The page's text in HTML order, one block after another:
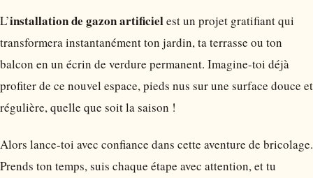
L’installation de gazon artificielest un projet gratifiant qui
transformera instantanément ton jardin, ta terrasse ou ton
balcon en un écrin de verdure permanent. Imagine-toi déjà
profiter de ce nouvel espace, pieds nus sur une surface douce et
régulière, quelle que soit la saison !
Alors lance-toi avec confiance dans cette aventure de bricolage.
Prends ton temps, suis chaque étape avec attention, et tu